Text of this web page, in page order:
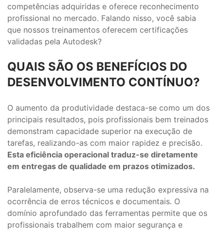
competências adquiridas e oferece reconhecimento
profissional no mercado. Falando nisso, você sabia
que nossos treinamentos oferecem certificações
validadas pela Autodesk?
QUAIS SÃO OS BENEFÍCIOS DO
DESENVOLVIMENTO CONTÍNUO?
O aumento da produtividade destaca-se como um dos
principais resultados, pois profissionais bem treinados
demonstram capacidade superior na execução de
tarefas, realizando-as com maior rapidez e precisão.
Esta eficiência operacional traduz-se diretamente
em entregas de qualidade em prazos otimizados.
Paralelamente, observa-se uma redução expressiva na
ocorrência de erros técnicos e documentais. O
domínio aprofundado das ferramentas permite que os
profissionais trabalhem com maior segurança e